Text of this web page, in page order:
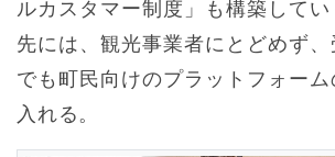
ルカスタマー制度」も構築して
先には、観光事業者にとどめず
でも町民向けのプラットフォー
入れる。